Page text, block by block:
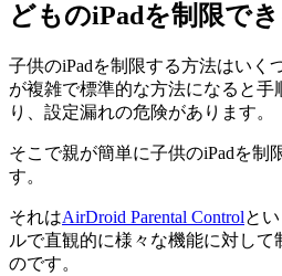
どものiPadを制限で
子供のiPadを制限する方法はいく
が複雑で標準的な方法になると手
り、設定漏れの危険があります。
そこで親が簡単に子供のiPadを制
す。
それはAirDroid Parental Controlと
ルで直観的に様々な機能に対して
のです。